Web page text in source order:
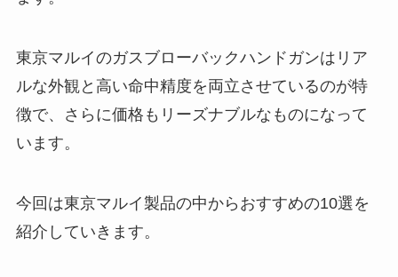
東京マルイのガスブローバックハンドガンはリア
ルな外観と高い命中精度を両立させているのが特
徴で、さらに価格もリーズナブルなものになって
います。
今回は東京マルイ製品の中からおすすめの10選を
紹介していきます。